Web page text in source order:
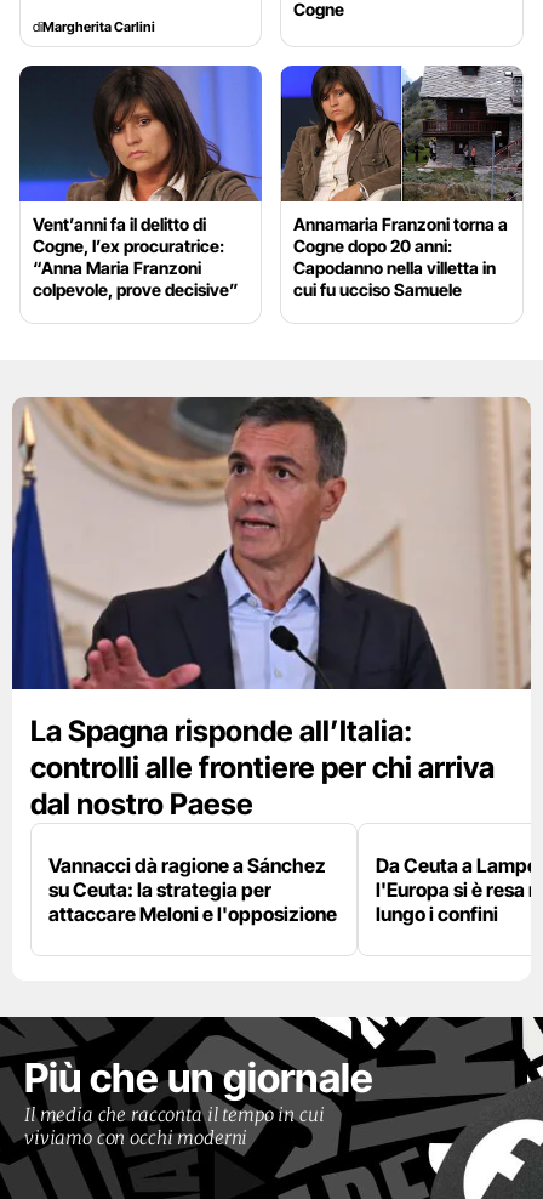
diMargherita Carlini
Cogne
Vent’anni fa il delitto di
Cogne, l’ex procuratrice:
“Anna Maria Franzoni
colpevole, prove decisive”
Annamaria Franzoni torna a
Cogne dopo 20 anni:
Capodanno nella villetta in
cui fu ucciso Samuele
La Spagna risponde all’Italia:
controlli alle frontiere per chi arriva
dal nostro Paese
Vannacci dà ragione a Sánchez
su Ceuta: la strategia per
attaccare Meloni e l'opposizione
Da Ceuta a
l'Europa si è resa
lungo i confini
Più che un giornale
Il media che racconta il tempo in cui
viviamo con occhi moderni